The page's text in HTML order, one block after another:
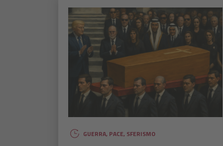
GUERRA, PACE, SFERISMO